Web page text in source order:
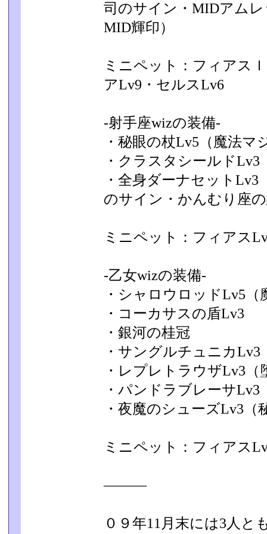
司のサイン・MIDアム
MID輝印）
ミニペット：フィアス
アLv9・セルスLv6
-射手座wizの装備-
・秘眼の杖Lv5（魔法マ
・クラスタシールドLv3
・全身ダーナセット
のサイン・かんむり座
ミニペット：フィアス
-乙女wizの装備-
・シャロウロッドLv5（
・コーカサスの盾Lv3
・銀河の桂冠
・サングルチュニカ
・レプレトラウザLv3（
・パンドラブレーサ
・夜魔のシューズLv3（
ミニペット：フィアス
―――
０９年11月末には3人